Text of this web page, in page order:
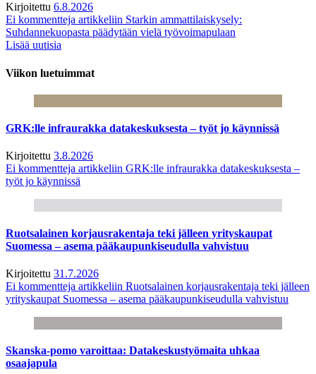
Kirjoitettu 6.8.2026
Ei kommentteja artikkeliin Starkin ammattilaiskysely:
Suhdannekuopasta päädytään vielä työvoimapulaan
Lisää uutisia
Viikon luetuimmat
GRK:lle infraurakka datakeskuksesta – työt jo käynnissä
Kirjoitettu 3.8.2026
Ei kommentteja artikkeliin GRK:lle infraurakka datakeskuksesta –
työt jo käynnissä
Ruotsalainen korjausrakentaja teki jälleen yrityskaupat
Suomessa – asema pääkaupunkiseudulla vahvistuu
Kirjoitettu 31.7.2026
Ei kommentteja artikkeliin Ruotsalainen korjausrakentaja teki jälleen
yrityskaupat Suomessa – asema pääkaupunkiseudulla vahvistuu
Skanska-pomo varoittaa: Datakeskustyömaita uhkaa
osaajapula